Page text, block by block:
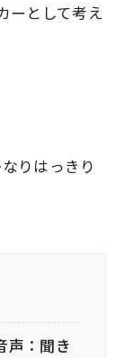
ーとして考え
りはっきり
声：聞き